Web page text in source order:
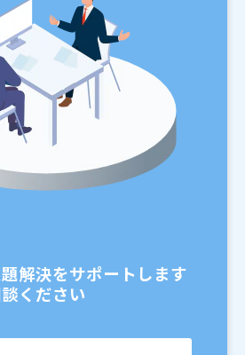
解決をサポートします
ください